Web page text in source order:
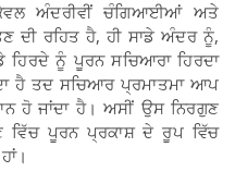
ਅੰਦਰੀਵੀਂ ਚੰਗਿਆਈਆਂ ਅਤੇ
ਦੀ ਰਹਿਤ ਹੈ, ਹੀ ਸਾਡੇ ਅੰਦਰ ਨੂੰ,
ਨੂੰ ਪੂਰਨ ਸਚਿਆਰਾ ਹਿਰਦਾ
ਹੈ ਤਦ ਸਚਿਆਰ ਪ੍ਰਮਾਤਮਾ ਆਪ
ਹੋ ਜਾਂਦਾ ਹੈ। ਅਸੀਂ ਉਸ ਨਿਰਗੁਣ
ਵਿੱਚ ਪੂਰਨ ਪ੍ਰਕਾਸ਼ ਦੇ ਰੂਪ ਵਿੱਚ